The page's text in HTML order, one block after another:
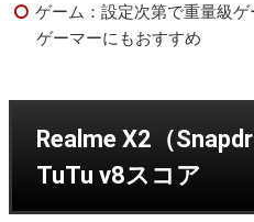
ゲーム：設定次第で重量級ゲ
ゲーマーにもおすすめ
Realme X2（
TuTu v8スコア